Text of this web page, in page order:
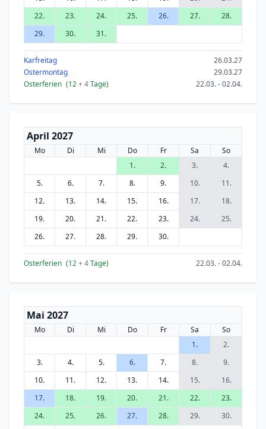
22.
23. 24. 25. 26. 27.
28.
29.
30. 31.
Karfreitag
26.03.27
Ostermontag
29.03.27
Osterferien (12+ 4Tage) 22.03. - 02.04.
April 2027
Mo Di Mi Do Fr Sa
So
1.
2. 3.
4.
5.
6. 7. 8. 9. 10.
11.
12.
13. 14. 15. 16. 17.
18.
19.
20. 21. 22. 23. 24.
25.
26.
27. 28. 29. 30.
Osterferien (12+ 4Tage) 22.03. - 02.04.
Mai 2027
Mo Di Mi Do Fr Sa
So
1.
2.
3.
4. 5. 6. 7. 8.
9.
10.
11. 12. 13. 14. 15.
16.
17.
18. 19. 20. 21. 22.
23.
24.
25. 26. 27. 28. 29.
30.